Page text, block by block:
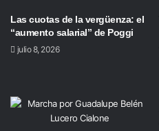
Las cuotas de la vergüenza: el
“aumento salarial” de Poggi
julio 8, 2026